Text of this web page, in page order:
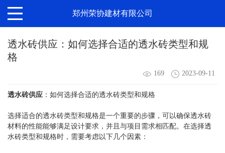
郑州荣协建材有限公司
​透水砖供应：如何选择合适的透水砖类型和规
格
169 2023-09-11
透水砖供应 ：如何选择合适的透水砖类型和规格
选择适合的透水砖类型和规格是一个重要的步骤，可以确保透水砖
材料的性能能够满足设计要求，并且与项目需求相匹配。在选择透
水砖类型和规格时，需要考虑以下几个因素：